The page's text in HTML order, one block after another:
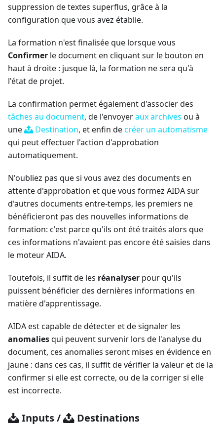
suppression de textes superflus, grâce à la
configuration que vous avez établie.
La formation n'est finalisée que lorsque vous
Confirmer le document en cliquant sur le bouton en
haut à droite : jusque là, la formation ne sera qu'à
l'état de projet.
La confirmation permet également d'associer des
tâches au document, de l'envoyeraux archives ou à
une
Destination, et enfin decréer un automatisme
qui peut effectuer l'action d'approbation
automatiquement.
N'oubliez pas que si vous avez des documents en
attente d'approbation et que vous formez AIDA sur
d'autres documents entre-temps, les premiers ne
bénéficieront pas des nouvelles informations de
formation: c'est parce qu'ils ont été traités alors que
ces informations n'avaient pas encore été saisies dans
le moteur AIDA.
Toutefois, il suffit de les réanalyser pour qu'ils
puissent bénéficier des dernières informations en
matière d'apprentissage.
AIDA est capable de détecter et de signaler les
anomaliesqui peuvent survenir lors de l'analyse du
document, ces anomalies seront mises en évidence en
jaune : dans ces cas, il suffit de vérifier la valeur et de la
confirmer si elle est correcte, ou de la corriger si elle
est incorrecte.
Inputs/ Destinations